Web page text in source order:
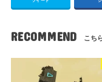
RECOMMEND